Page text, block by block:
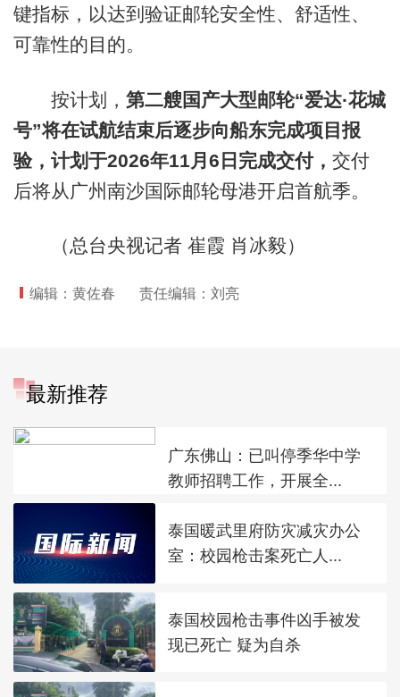
键指标，以达到验证邮轮安全性、舒适性、
可靠性的目的。
按计划， 第二艘国产大型邮轮“爱达·花城
号”将在试航结束后逐步向船东完成项目报
验，计划于2026年11月6日完成交付， 交付
后将从广州南沙国际邮轮母港开启首航季。
（总台央视记者 崔霞 肖冰毅）
编辑：黄佐春 责任编辑：刘亮
最新推荐
广东佛山：已叫停季华中学
教师招聘工作，开展全...
泰国暖武里府防灾减灾办公
室：校园枪击案死亡人...
泰国校园枪击事件凶手被发
现已死亡 疑为自杀